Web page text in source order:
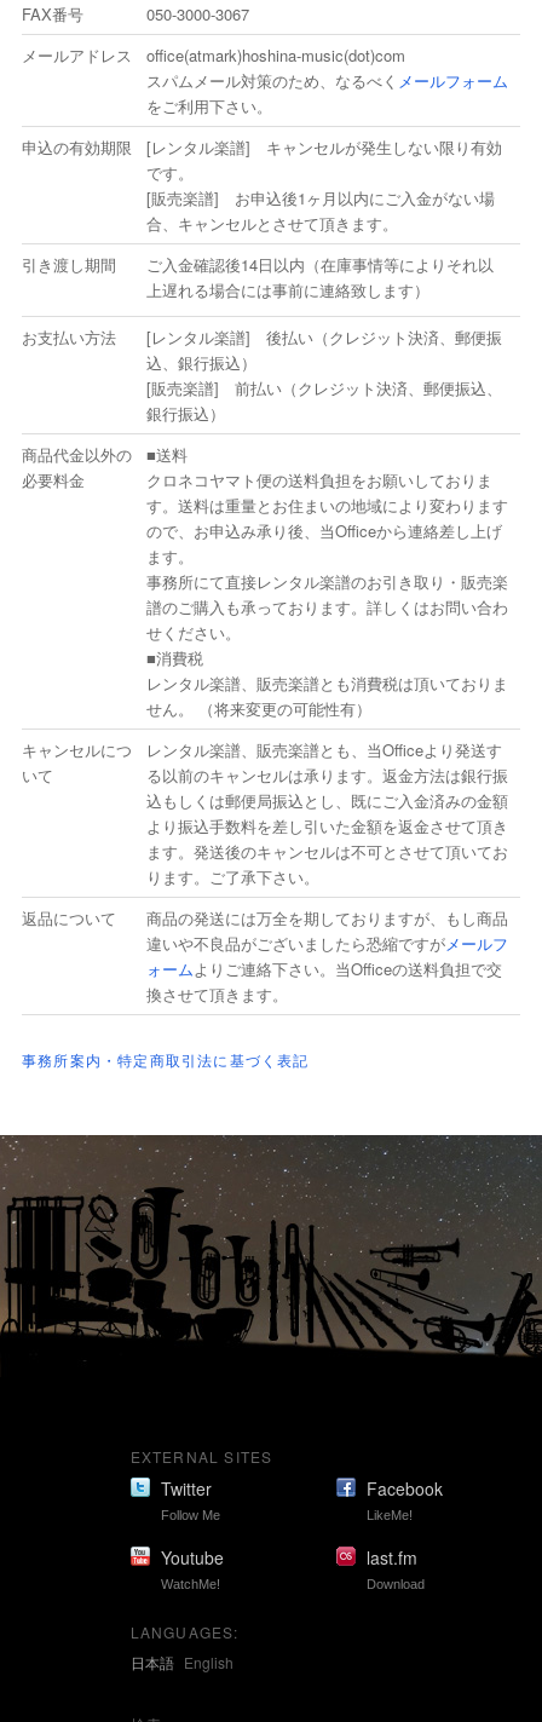
FAX番号
050-3000-3067
メールアドレス
office(atmark)hoshina-music(dot)com
スパムメール対策のため、なるべく メールフォーム
をご利用下さい。
申込の有効期限
[レンタル楽譜] キャンセルが発生しない限り有効
です。
[販売楽譜] お申込後1ヶ月以内にご入金がない場
合、キャンセルとさせて頂きます。
引き渡し期間
ご入金確認後14日以内（在庫事情等によりそれ以
上遅れる場合には事前に連絡致します）
お支払い方法
[レンタル楽譜] 後払い（クレジット決済、郵便振
込、銀行振込）
[販売楽譜] 前払い（クレジット決済、郵便振込、
銀行振込）
商品代金以外の
必要料金
■送料
クロネコヤマト便の送料負担をお願いしておりま
す。送料は重量とお住まいの地域により変わります
ので、お申込み承り後、当Officeから連絡差し上げ
ます。
事務所にて直接レンタル楽譜のお引き取り・販売楽
譜のご購入も承っております。詳しくはお問い合わ
せください。
■消費税
レンタル楽譜、販売楽譜とも消費税は頂いておりま
せん。 （将来変更の可能性有）
キャンセルにつ
いて
レンタル楽譜、販売楽譜とも、当Officeより発送す
る以前のキャンセルは承ります。返金方法は銀行振
込もしくは郵便局振込とし、既にご入金済みの金額
より振込手数料を差し引いた金額を返金させて頂き
ます。発送後のキャンセルは不可とさせて頂いてお
ります。ご了承下さい。
返品について
商品の発送には万全を期しておりますが、もし商品
違いや不良品がございましたら恐縮ですがメールフ
ォームよりご連絡下さい。当Officeの送料負担で交
換させて頂きます。
事務所案内・特定商取引法に基づく表記
EXTERNAL SITES
Twitter
Follow Me
Facebook
LikeMe!
Youtube
WatchMe!
last.fm
Download
LANGUAGES:
日本語 English